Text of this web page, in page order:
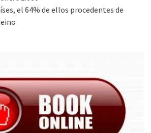
el 64% de ellos procedentes de